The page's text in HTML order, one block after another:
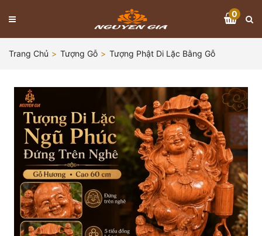
0
Trang Chủ Tượng Gỗ Tượng Phật Di Lặc Bằng Gỗ